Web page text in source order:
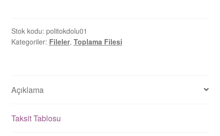
Stok kodu: politokdolu01
Kategoriler: Fileler, Toplama Filesi
Açıklama
Taksit Tablosu